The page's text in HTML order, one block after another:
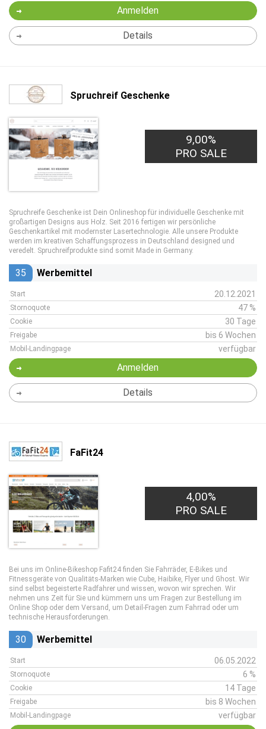
Anmelden
Details
Spruchreif Geschenke
9,00%
PRO SALE
Spruchreife Geschenke ist Dein Onlineshop für individuelle Geschenke mit
großartigen Designs aus Holz. Seit 2016 fertigen wir persönliche
Geschenkartikel mit modernster Lasertechnologie. Alle unsere Produkte
werden im kreativen Schaffungsprozess in Deutschland designed und
veredelt. Spruchreifprodukte sind somit Made in Germany.
35 Werbemittel
Start 20.12.2021
Stornoquote 47 %
Cookie 30 Tage
Freigabe bis 6 Wochen
Mobil-Landingpage verfügbar
Anmelden
Details
FaFit24
4,00%
PRO SALE
Bei uns im Online-Bikeshop Fafit24 finden Sie Fahrräder, E-Bikes und
Fitnessgeräte von Qualitäts-Marken wie Cube, Haibike, Flyer und Ghost. Wir
sind selbst begeisterte Radfahrer und wissen, wovon wir sprechen. Wir
nehmen uns Zeit für Sie und kümmern uns um Fragen zur Bestellung im
Online Shop oder dem Versand, um Detail-Fragen zum Fahrrad oder um
technische Herausforderungen.
30 Werbemittel
Start 06.05.2022
Stornoquote 6 %
Cookie 14 Tage
Freigabe bis 8 Wochen
Mobil-Landingpage verfügbar